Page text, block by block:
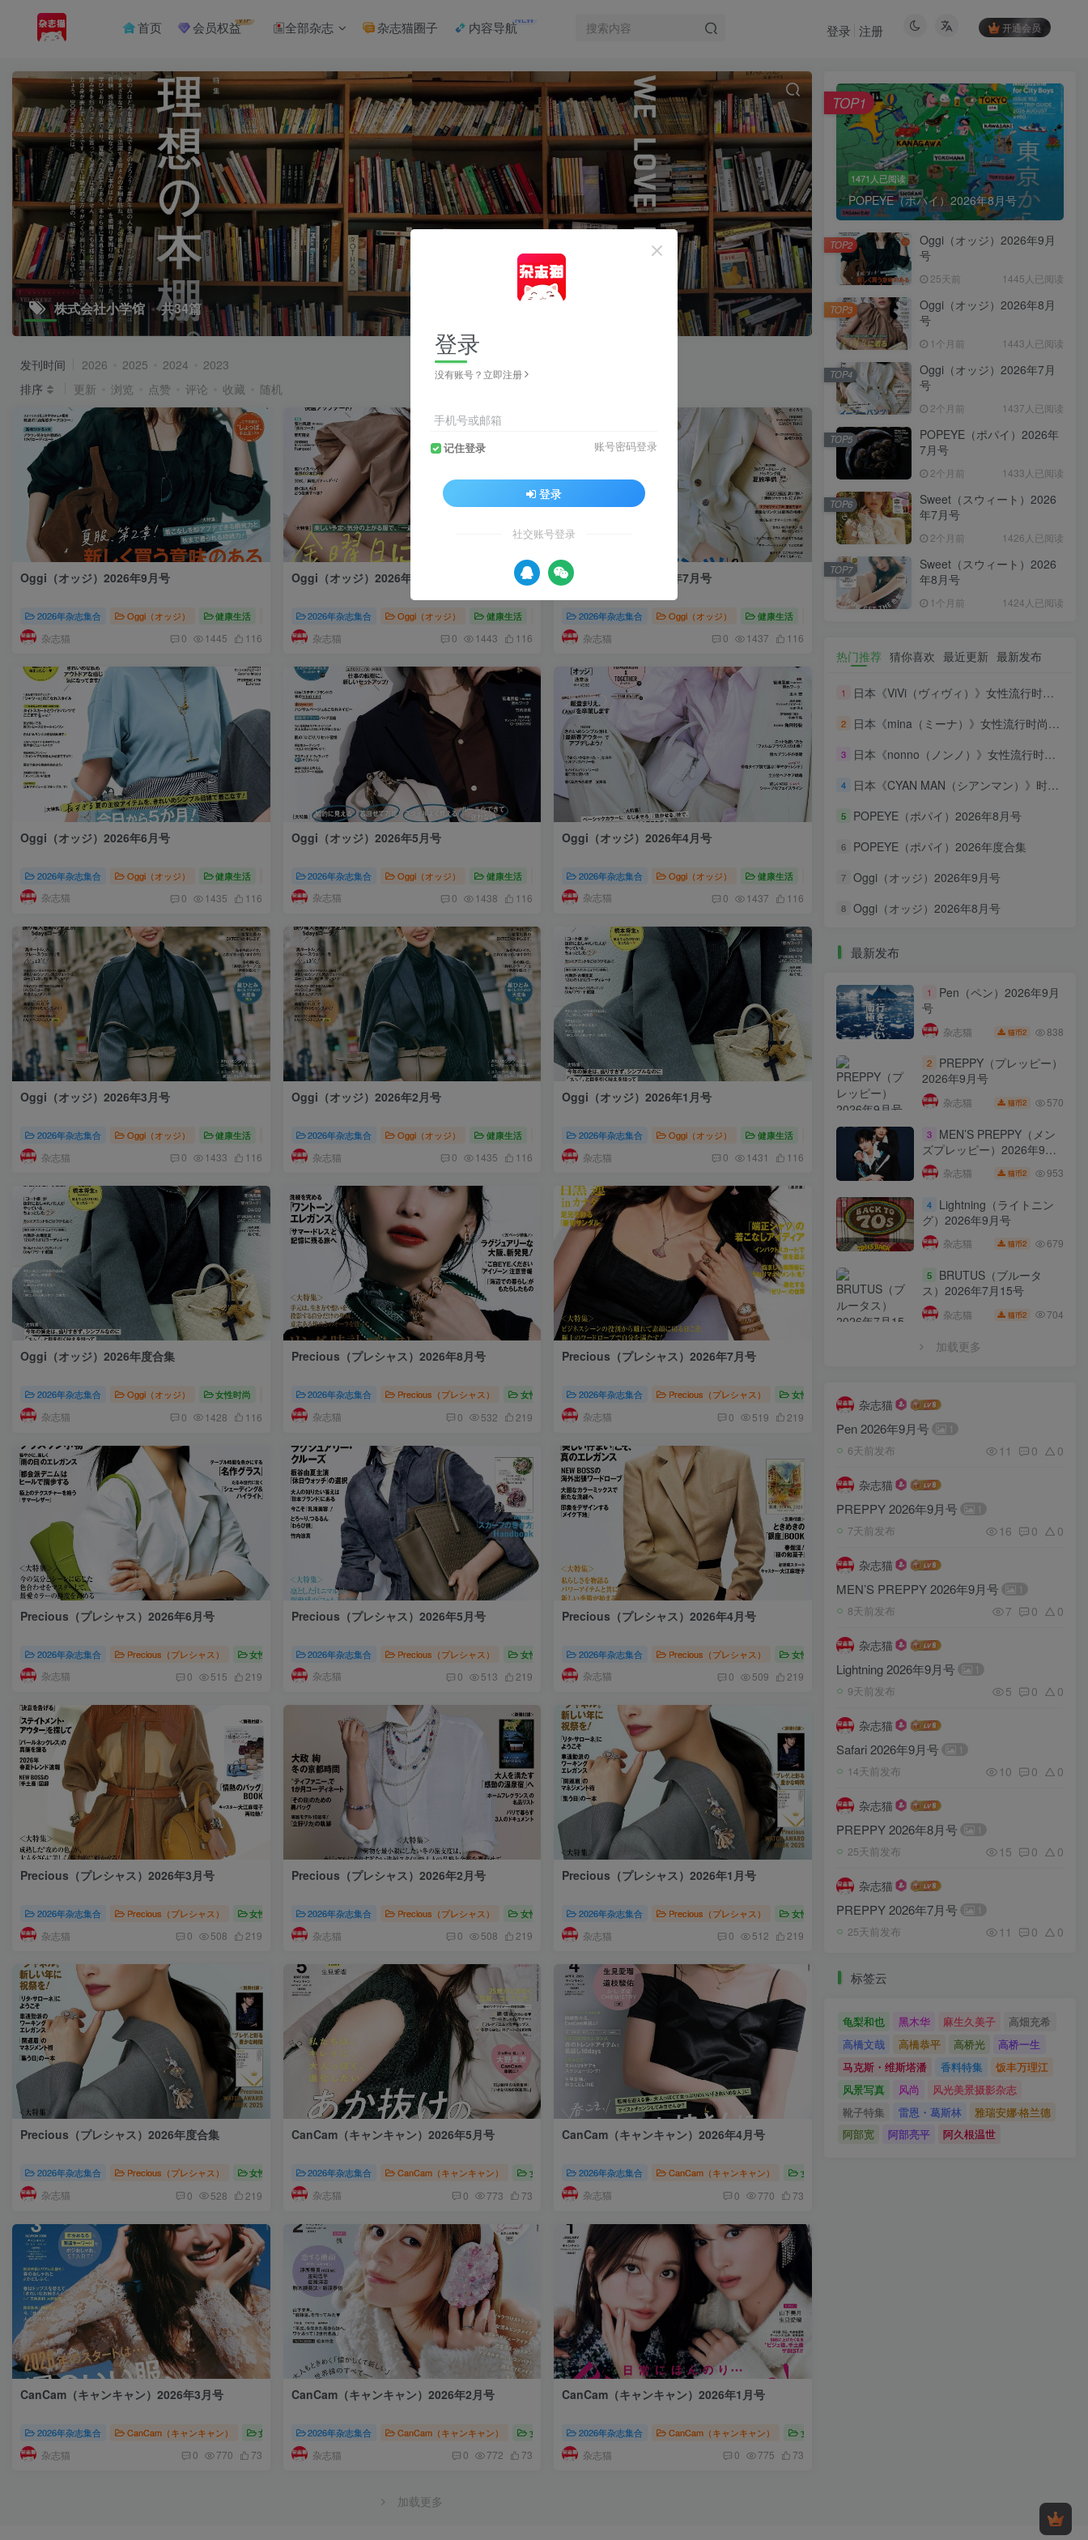
首页 会员权益VIP 全部杂志 杂志猫圈子 内容导航NEW
开通会员
登录 注册
株式会社小学馆 共34篇
发刊时间 2026 2025 2024
2023
排序
更新 浏览 点赞 评论 收藏 随机
Oggi（オッジ）2026年9月号
2026年杂志集合 Oggi（オッジ） 健康生活 Oggi（オッジ）2026
杂志猫 0 1445 116
Oggi（オッジ）2026年8月号
2026年杂志集合 Oggi（オッジ） 健康生活 Oggi（オッジ）2026
杂志猫 0 1443 116
Oggi（オッジ）2026年7月号
2026年杂志集合 Oggi（オッジ） 健康生活
杂志猫 0 1437 116
Oggi（オッジ）2026年6月号
2026年杂志集合 Oggi（オッジ） 健康生活 Oggi（オッジ）2026
杂志猫 0 1435 116
Oggi（オッジ）2026年5月号
2026年杂志集合 Oggi（オッジ） 健康生活 Oggi（オッジ）2026
杂志猫 0 1438 116
Oggi（オッジ）2026年4月号
2026年杂志集合 Oggi（オッジ） 健康生活 Oggi（オッジ）2026
杂志猫 0 1437 116
Oggi（オッジ）2026年3月号
2026年杂志集合 Oggi（オッジ） 健康生活 Oggi（オッジ）2026
杂志猫 0 1433 116
Oggi（オッジ）2026年2月号
2026年杂志集合 Oggi（オッジ） 健康生活 Oggi（オッジ）2026
杂志猫 0 1435 116
Oggi（オッジ）2026年1月号
2026年杂志集合 Oggi（オッジ） 健康生活 Oggi（オッジ）2026
杂志猫 0 1431 116
Oggi（オッジ）2026年度合集
2026年杂志集合 Oggi（オッジ） 女性时尚 Oggi（オッジ）日本职场女性时尚杂志
杂志猫 0 1428 116
Precious（プレシャス）2026年8月号
2026年杂志集合 Precious（プレシャス） 女性时尚 Precious（プレシャス）2026
杂志猫 0 532 219
Precious（プレシャス）2026年7月号
2026年杂志集合 Precious（プレシャス） 女性时尚
杂志猫 0 519 219
Precious（プレシャス）2026年6月号
2026年杂志集合 Precious（プレシャス） 女性时尚 Precious（プレシャス）2026
杂志猫 0 515 219
Precious（プレシャス）2026年5月号
2026年杂志集合 Precious（プレシャス） 女性时尚 Precious（プレシャス）2026
杂志猫 0 513 219
Precious（プレシャス）2026年4月号
2026年杂志集合 Precious（プレシャス） 女性时尚 Precious（プレシャス）2026
杂志猫 0 509 219
Precious（プレシャス）2026年3月号
2026年杂志集合 Precious（プレシャス） 女性时尚 Precious（プレシャス）2026
杂志猫 0 508 219
Precious（プレシャス）2026年2月号
2026年杂志集合 Precious（プレシャス） 女性时尚 Precious（プレシャス）2026
杂志猫 0 508 219
Precious（プレシャス）2026年1月号
2026年杂志集合 Precious（プレシャス） 女性时尚 Precious（プレシャス）2026
杂志猫 0 512 219
Precious（プレシャス）2026年度合集
2026年杂志集合 Precious（プレシャス） 女性时尚 Precious（プレシャス）日本高端女性时尚生活杂志
杂志猫 0 528 219
CanCam（キャンキャン）2026年5月号
2026年杂志集合 CanCam（キャンキャン） 女性时尚 CanCam（キャンキャン）2026
杂志猫 0 773 73
CanCam（キャンキャン）2026年4月号
2026年杂志集合 CanCam（キャンキャン） 女性时尚
杂志猫 0 770 73
CanCam（キャンキャン）2026年3月号
2026年杂志集合 CanCam（キャンキャン） 女性时尚 CanCam（キャンキャン）2026
杂志猫 0 770 73
CanCam（キャンキャン）2026年2月号
2026年杂志集合 CanCam（キャンキャン） 女性时尚 CanCam（キャンキャン）2026
杂志猫 0 772 73
CanCam（キャンキャン）2026年1月号
2026年杂志集合 CanCam（キャンキャン） 女性时尚
杂志猫 0 775 73
加载更多
1471人已阅读
POPEYE（ポパイ）2026年8月号
TOP1
Oggi（オッジ）2026年9月
号
25天前 1445人已阅读
TOP2
Oggi（オッジ）2026年8月
号
1个月前 1443人已阅读
TOP3
Oggi（オッジ）2026年7月
号
2个月前 1437人已阅读
TOP4
POPEYE（ポパイ）2026年
7月号
2个月前 1433人已阅读
TOP5
Sweet（スウィート）2026
年7月号
2个月前 1426人已阅读
TOP6
Sweet（スウィート）2026
年8月号
1个月前 1424人已阅读
TOP7
热门推荐 猜你喜欢 最近更新 最新发布
1 日本《ViVi（ヴィヴィ）》女性流行时尚杂志 PDF电子版【2026年·全年订阅】
2 日本《mina（ミーナ）》女性流行时尚杂志 PDF电子版【2026年·全年订阅】
3 日本《nonno（ノンノ）》女性流行时尚资讯杂志 PDF电子版【2026年·全年订阅】
4 日本《CYAN MAN（シアンマン）》时髦发妆服饰流行杂志 PDF电子版【2026年·全年订阅】
5 POPEYE（ポパイ）2026年8月号
6 POPEYE（ポパイ）2026年度合集
7 Oggi（オッジ）2026年9月号
8 Oggi（オッジ）2026年8月号
最新发布
1
Pen（ペン）2026年9月
号
杂志猫 猫币2 838
2
PREPPY（プレッピー）
2026年9月号
杂志猫 猫币2 570
3
MEN’S PREPPY（メン
ズプレッピー）2026年9月
号
杂志猫 猫币2 953
4
Lightning（ライトニン
グ）2026年9月号
杂志猫 猫币2 679
5
BRUTUS（ブルータ
ス）2026年7月15号
杂志猫 猫币2 704
加载更多
杂志猫
Pen 2026年9月号 1
6天前发布 11 0 0
杂志猫
PREPPY 2026年9月号 1
7天前发布 16 0 0
杂志猫
MEN’S PREPPY 2026年9月号 1
8天前发布 7 0 0
杂志猫
Lightning 2026年9月号 1
9天前发布 5 0 0
杂志猫
Safari 2026年9月号 1
14天前发布 10 0 0
杂志猫
PREPPY 2026年8月号 1
25天前发布 15 0 0
杂志猫
PREPPY 2026年7月号 1
25天前发布 11 0 0
标签云
龟梨和也 黑木华 麻生久美子
高畑充希
高橋文哉
高橋恭平 高桥光
高桥一生
马克斯・维斯塔潘
香料特集
饭丰万理江
风景写真
风尚
风光美景摄影杂志
靴子特集
雷恩・葛斯林
雅瑞安娜‧格兰德
阿部宽
阿部亮平 阿久根温世
登录
没有账号？立即注册
手机号或邮箱
记住登录 账号密码登录
登录
社交账号登录